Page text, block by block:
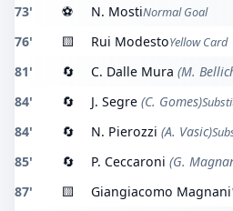
73' ⚽ N. MostiNormal Goal
76' 🟨 Rui ModestoYellow Card
81' 🔄 C. Dalle Mura (M.
84' 🔄 J. Segre (C. Gomes)
84' 🔄 N. Pierozzi (A. Vasic)
85' 🔄 P. Ceccaroni (G.
87' 🟨 Giangiacomo Magnani